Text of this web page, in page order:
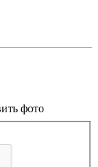
фото